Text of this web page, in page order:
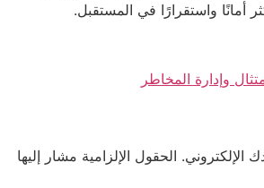
أمانًا واستقرارًا في المستقبل.
وإدارة المخاطر
الإلكتروني. الحقول الإلزامية مشار إليها